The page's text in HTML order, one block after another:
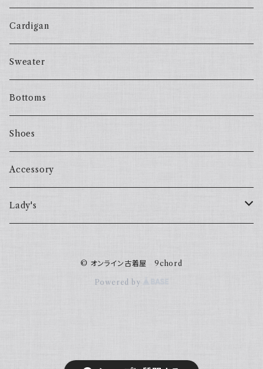
Cardigan
Sweater
Bottoms
Shoes
Accessory
Lady's
© オンライン古着屋 9chord
Powered by